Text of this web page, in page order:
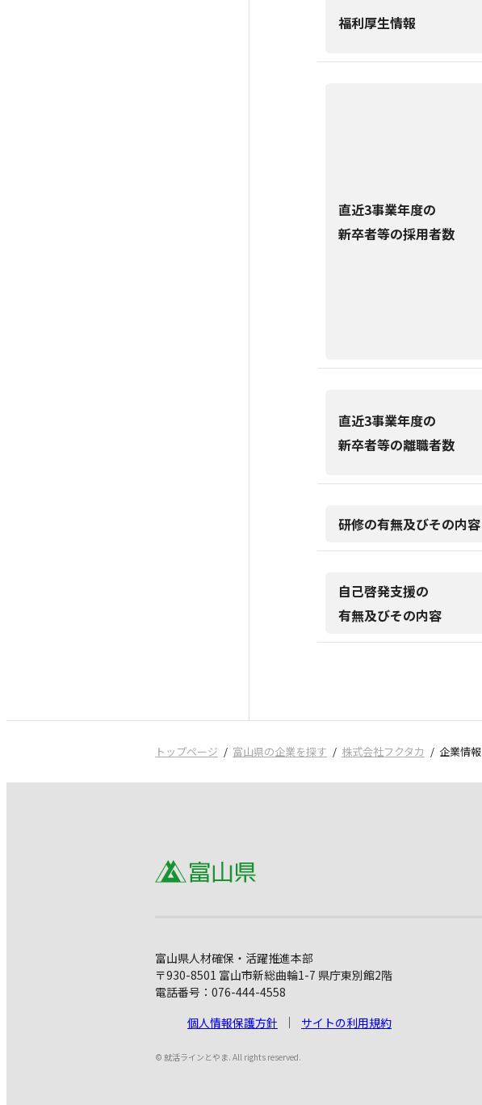
福利厚生情報
直近3事業年度の
新卒者等の採用者数
直近3事業年度の
新卒者等の離職者数
研修の有無及びその内容
自己啓発支援の
有無及びその内容
トップページ 富山県の企業を探す 株式会社フクタカ 企業情報
富山県人材確保・活躍推進本部
〒930-8501 富山市新総曲輪1-7 県庁東別館2階
電話番号：076-444-4558
個人情報保護方針
サイトの利用規約
© 就活ラインとやま. All rights reserved.